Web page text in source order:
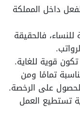
داخل المملكة
فالحقيقة
قوية للغاية.
تمامًا ومن
على الرخصة.
تستطيع العمل